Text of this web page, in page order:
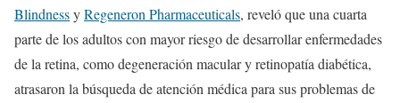
BlindnessyRegeneron Pharmaceuticals, reveló que una cuarta
parte de los adultos con mayor riesgo de desarrollar enfermedades
de la retina, como degeneración macular y retinopatía diabética,
atrasaron la búsqueda de atención médica para sus problemas de